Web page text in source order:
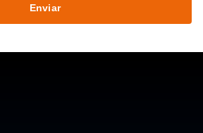
Enviar